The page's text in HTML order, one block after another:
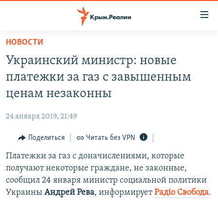
Вернуться
основному
содержанию
главной
навигации
Вернутся
поиску
СПЕЦПРОЕКТЫ
11 ЛЕТ ОККУПАЦИИ КРЫМА. 11 ИСТОРИЙ СОПРОТИВЛЕНИЯ
ЕЩЕ
ИНТЕРАКТИВ
ИНФОГРАФИКА
ТЕЛЕПРОЕКТ КРЫМ.РЕАЛИИ
СОВЕТЫ ПРАВОЗАЩИТНИКОВ
РАДІО СВОБОДА
КАК ОБОЙТИ БЛОКИРОВКУ
Українською
Qırımtatar
НОВОСТИ
Украинский министр: новые
платежки за газ с завышенным
ценам незаконны
24 января 2019, 21:49
Поделиться Читать без VPN
Платежки за газ с доначислениями, которые
получают некоторые граждане, не законные,
сообщил 24 января министр социальной политики
Украины Андрей Рева, информируетРадіо Свобода.